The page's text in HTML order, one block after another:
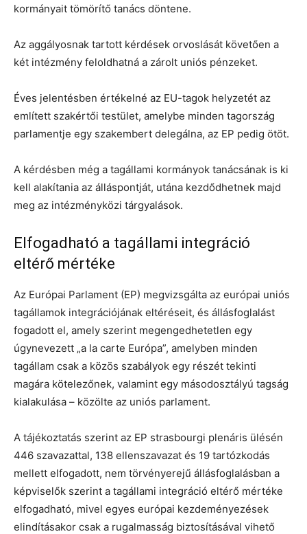
kormányait tömörítő tanács döntene.
Az aggályosnak tartott kérdések orvoslását követően a
két intézmény feloldhatná a zárolt uniós pénzeket.
Éves jelentésben értékelné az EU-tagok helyzetét az
említett szakértői testület, amelybe minden tagország
parlamentje egy szakembert delegálna, az EP pedig ötöt.
A kérdésben még a tagállami kormányok tanácsának is ki
kell alakítania az álláspontját, utána kezdődhetnek majd
meg az intézményközi tárgyalások.
Elfogadható a tagállami integráció
eltérő mértéke
Az Európai Parlament (EP) megvizsgálta az európai uniós
tagállamok integrációjának eltéréseit, és állásfoglalást
fogadott el, amely szerint megengedhetetlen egy
úgynevezett „a la carte Európa”, amelyben minden
tagállam csak a közös szabályok egy részét tekinti
magára kötelezőnek, valamint egy másodosztályú tagság
kialakulása – közölte az uniós parlament.
A tájékoztatás szerint az EP strasbourgi plenáris ülésén
446 szavazattal, 138 ellenszavazat és 19 tartózkodás
mellett elfogadott, nem törvényerejű állásfoglalásban a
képviselők szerint a tagállami integráció eltérő mértéke
elfogadható, mivel egyes európai kezdeményezések
elindításakor csak a rugalmasság biztosításával vihető